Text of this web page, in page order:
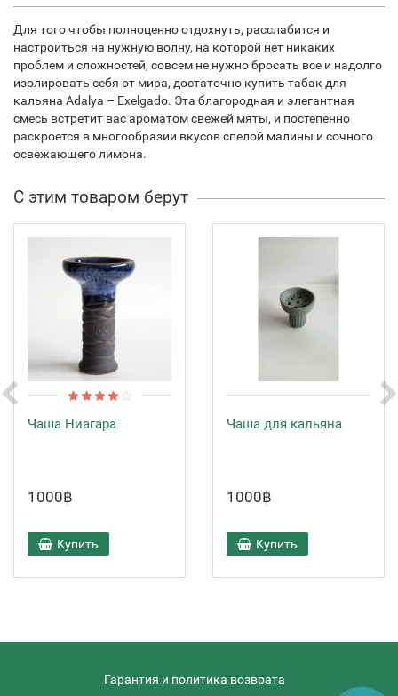
Для того чтобы полноценно отдохнуть, расслабится и
настроиться на нужную волну, на которой нет никаких
проблем и сложностей, совсем не нужно бросать все и надолго
изолировать себя от мира, достаточно купить табак для
кальяна Adalya – Exelgado. Эта благородная и элегантная
смесь встретит вас ароматом свежей мяты, и постепенно
раскроется в многообразии вкусов спелой малины и сочного
освежающего лимона.
С этим товаром берут
Чаша Ниагара
1000฿
Купить
Чаша для кальяна
1000฿
Купить
Гарантия и политика возврата